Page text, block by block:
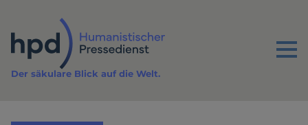
Inhalt
Menu
Der säkulare Blick auf die Welt.